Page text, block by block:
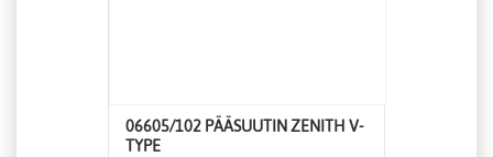
06605/102 PÄÄSUUTIN ZENITH V-
TYPE